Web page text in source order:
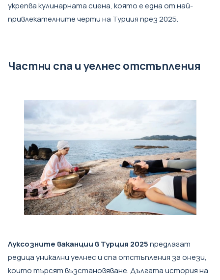
укрепва кулинарната сцена, която е една от най-
привлекателните черти на Турция през 2025.
Частни спа и уелнес отстъпления
Луксозните ваканции в Турция 2025предлагат
редица уникални уелнес и спа отстъпления за онези,
които търсят възстановяване. Дългата история на